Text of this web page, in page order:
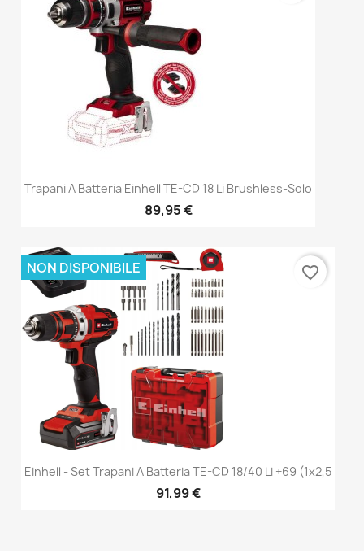
Trapani A Batteria Einhell TE-CD 18 Li Brushless-Solo
89,95 €
Einhell - Set Trapani A Batteria TE-CD 18/40 Li +69 (1x2,5
91,99 €
NON DISPONIBILE favorite_border